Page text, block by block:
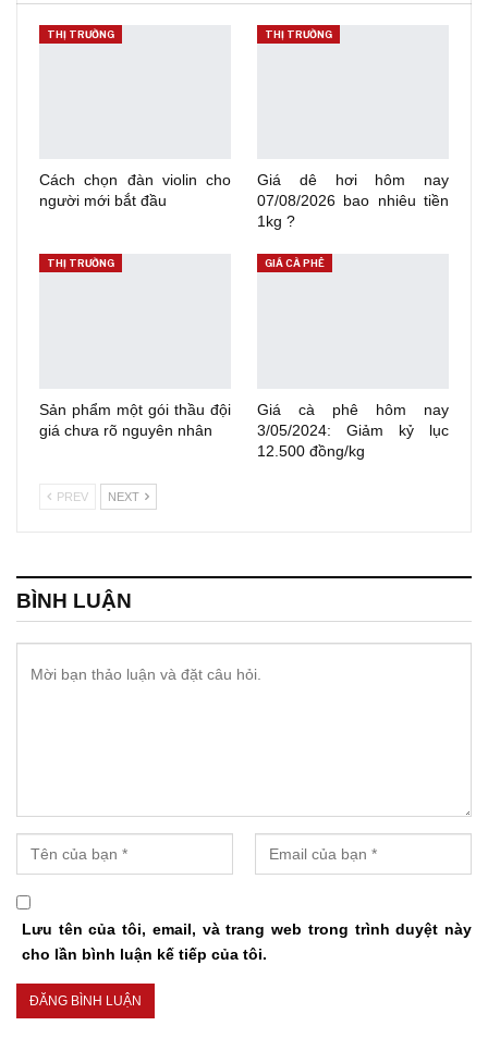
THỊ TRƯỜNG
Cách chọn đàn violin cho
người mới bắt đầu
THỊ TRƯỜNG
Giá dê hơi hôm nay
07/08/2026 bao nhiêu tiền
1kg ?
THỊ TRƯỜNG
Sản phẩm một gói thầu đội
giá chưa rõ nguyên nhân
GIÁ CÀ PHÊ
Giá cà phê hôm nay
3/05/2024: Giảm kỷ lục
12.500 đồng/kg
PREV NEXT
BÌNH LUẬN
Lưu tên của tôi, email, và trang web trong trình duyệt này
cho lần bình luận kế tiếp của tôi.